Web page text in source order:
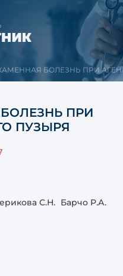
БОЛЕЗНЬ ПРИ
ПРИ
ПУЗЫРЯ
С.Н. Барчо Р.А.